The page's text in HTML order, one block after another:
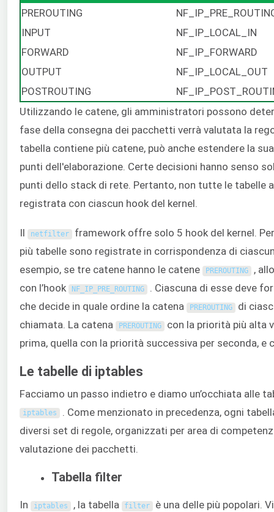
PREROUTING
INPUT
NF_IP_LOCAL_IN
FORWARD
NF_IP_FORWARD
OUTPUT
NF_IP_LOCAL_OUT
POSTROUTING
Utilizzando le catene, gli amministratori possono
fase della consegna dei pacchetti verrà valutata la
tabella contiene più catene, può anche estendere la
punti dell'elaborazione. Certe decisioni hanno senso
punti dello stack di rete. Pertanto, non tutte le tabelle
registrata con ciascun hook del kernel.
Il netfilter framework offre solo 5 hook del kernel.
più tabelle sono registrate in corrispondenza di
esempio, se tre catene hanno le catene
PREROUTING ,
con l’hook
NF_IP_PRE_ROUTING . Ciascuna di esse deve
che decide in quale ordine la catena
PREROUTING di
chiamata. La catena
PREROUTING con la priorità più alta
prima, quella con la priorità successiva per seconda, e
Le tabelle di iptables
Facciamo un passo indietro e diamo un’occhiata alle
iptables . Come menzionato in precedenza, ogni
diversi set di regole, organizzati per area di
valutazione dei pacchetti.
Tabella filter
In iptables , la tabella filter
è una delle più popolari.